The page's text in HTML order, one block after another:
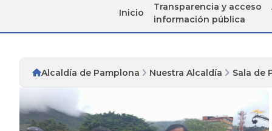
Inicio
Transparencia y acceso
información pública
Alcaldía de Pamplona Nuestra Alcaldía Sala de